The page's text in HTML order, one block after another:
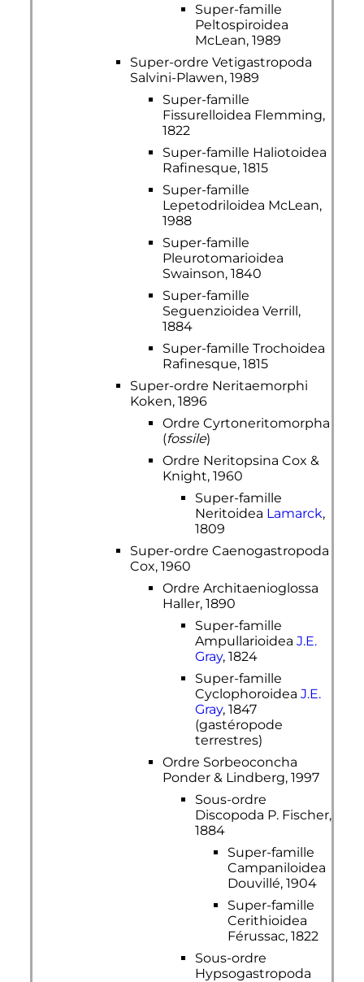
Super-famille
Peltospiroidea
McLean, 1989
Super-ordre Vetigastropoda
Salvini-Plawen, 1989
Super-famille
Fissurelloidea Flemming,
1822
Super-famille Haliotoidea
Rafinesque, 1815
Super-famille
Lepetodriloidea McLean,
1988
Super-famille
Pleurotomarioidea
Swainson, 1840
Super-famille
Seguenzioidea Verrill,
1884
Super-famille Trochoidea
Rafinesque, 1815
Super-ordre Neritaemorphi
Koken, 1896
Ordre Cyrtoneritomorpha
(fossile)
Ordre Neritopsina Cox &
Knight, 1960
Super-famille
Neritoidea Lamarck,
1809
Super-ordre Caenogastropoda
Cox, 1960
Ordre Architaenioglossa
Haller, 1890
Super-famille
Ampullarioidea J.E.
Gray, 1824
Super-famille
Cyclophoroidea J.E.
Gray, 1847
(gastéropode
terrestres)
Ordre Sorbeoconcha
Ponder & Lindberg, 1997
Sous-ordre
Discopoda P. Fischer,
1884
Super-famille
Campaniloidea
Douvillé, 1904
Super-famille
Cerithioidea
Férussac, 1822
Sous-ordre
Hypsogastropoda